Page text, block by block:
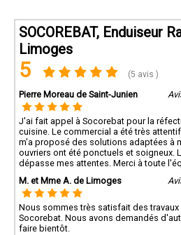
SOCOREBAT, Enduiseur
Limoges
5 (5 avis )
Pierre Moreau de Saint-Junien
J'ai fait appel à Socorebat pour la
cuisine. Le commercial a été très
m'a proposé des solutions adaptées à
ouvriers ont été ponctuels et soigneux.
dépasse mes attentes. Merci à toute
M. et Mme A. de Limoges
Nous sommes très satisfait des
Socorebat. Nous avons demandés
faire bientôt.